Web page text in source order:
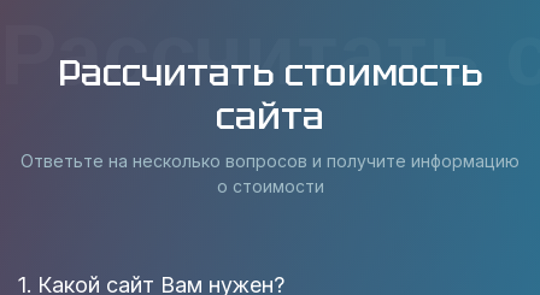
Рассчитать стоимость
сайта
Ответьте на несколько вопросов и получите информацию
о стоимости
1. Какой сайт Вам нужен?